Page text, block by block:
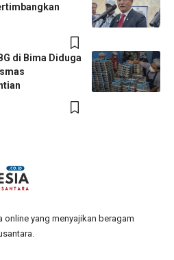
di Bima Diduga
yang menyajikan beragam